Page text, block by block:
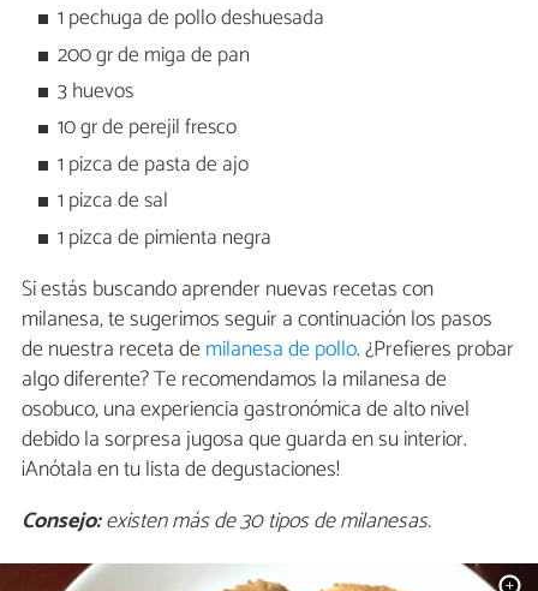
1 pechuga de pollo deshuesada
200 gr de miga de pan
3 huevos
10 gr de perejil fresco
1 pizca de pasta de ajo
1 pizca de sal
1 pizca de pimienta negra
Si estás buscando aprender nuevas recetas con
milanesa, te sugerimos seguir a continuación los pasos
de nuestra receta demilanesa de pollo. ¿Prefieres probar
algo diferente? Te recomendamos la milanesa de
osobuco, una experiencia gastronómica de alto nivel
debido la sorpresa jugosa que guarda en su interior.
¡Anótala en tu lista de degustaciones!
Consejo:existen más de 30 tipos de milanesas.